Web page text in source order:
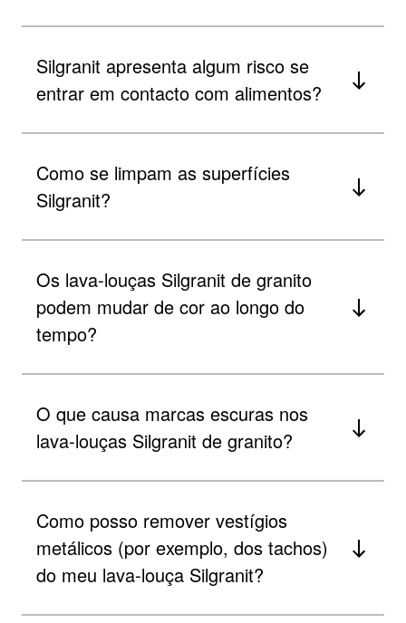
Silgranit apresenta algum risco se
entrar em contacto com alimentos?
Como se limpam as superfícies
Silgranit?
Os lava-louças Silgranit de granito
podem mudar de cor ao longo do
tempo?
O que causa marcas escuras nos
lava-louças Silgranit de granito?
Como posso remover vestígios
metálicos (por exemplo, dos tachos)
do meu lava-louça Silgranit?